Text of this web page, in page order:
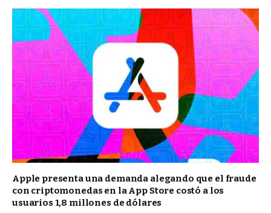
Apple presenta una demanda alegando que el fraude
con criptomonedas en la App Store costó a los
usuarios 1,8 millones de dólares